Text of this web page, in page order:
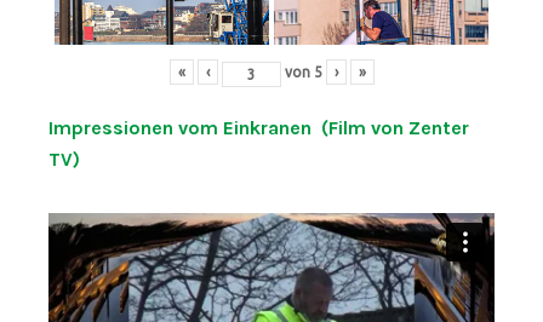
« ‹ von 5 › »
Impressionen vom Einkranen (Film von Zenter
TV)